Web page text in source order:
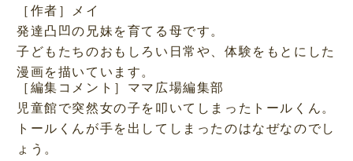
［作者］メイ
発達凸凹の兄妹を育てる母です。
子どもたちのおもしろい日常や、体験をもとにした
漫画を描いています。
［編集コメント］ママ広場編集部
児童館で突然女の子を叩いてしまったトールくん。
トールくんが手を出してしまったのはなぜなのでし
ょう。